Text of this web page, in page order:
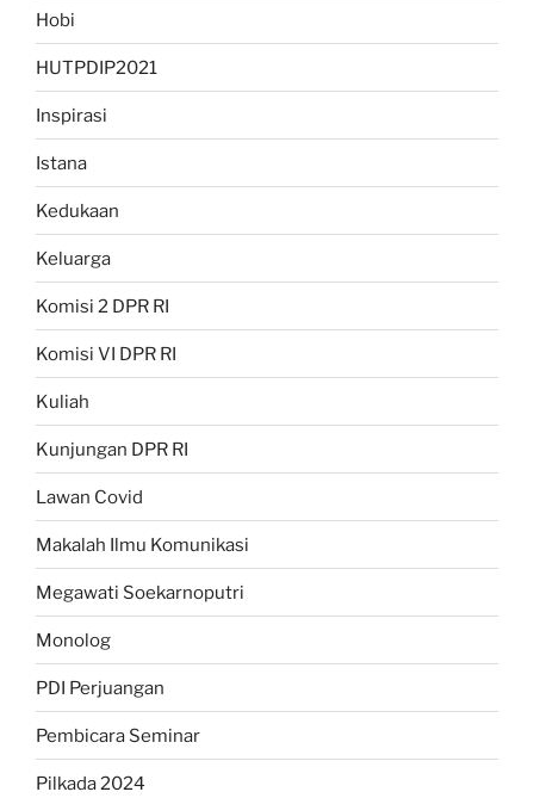
Hobi
HUTPDIP2021
Inspirasi
Istana
Kedukaan
Keluarga
Komisi 2 DPR RI
Komisi VI DPR RI
Kuliah
Kunjungan DPR RI
Lawan Covid
Makalah Ilmu Komunikasi
Megawati Soekarnoputri
Monolog
PDI Perjuangan
Pembicara Seminar
Pilkada 2024